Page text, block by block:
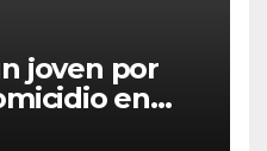
joven por
en